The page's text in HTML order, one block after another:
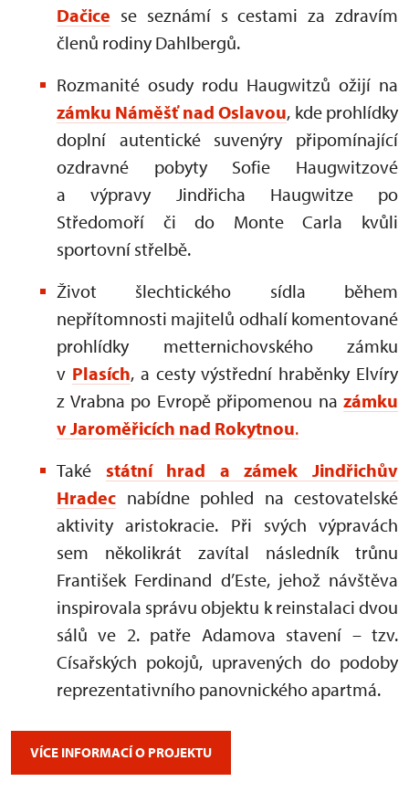
Dačice se seznámí s cestami za zdravím
členů rodiny Dahlbergů.
Rozmanité osudy rodu Haugwitzů ožijí na
zámku Náměšť nad Oslavou, kde prohlídky
doplní autentické suvenýry připomínající
ozdravné pobyty Sofie Haugwitzové
a výpravy Jindřicha Haugwitze po
Středomoří či do Monte Carla kvůli
sportovní střelbě.
Život šlechtického sídla během
nepřítomnosti majitelů odhalí komentované
prohlídky metternichovského zámku
v Plasích, a cesty výstřední hraběnky Elvíry
z Vrabna po Evropě připomenou na zámku
v Jaroměřicích nad Rokytnou.
Také státní hrad a zámek Jindřichův
Hradec nabídne pohled na cestovatelské
aktivity aristokracie. Při svých výpravách
sem několikrát zavítal následník trůnu
František Ferdinand d’Este, jehož návštěva
inspirovala správu objektu k reinstalaci dvou
sálů ve 2. patře Adamova stavení – tzv.
Císařských pokojů, upravených do podoby
reprezentativního panovnického apartmá.
VÍCE INFORMACÍ O PROJEKTU